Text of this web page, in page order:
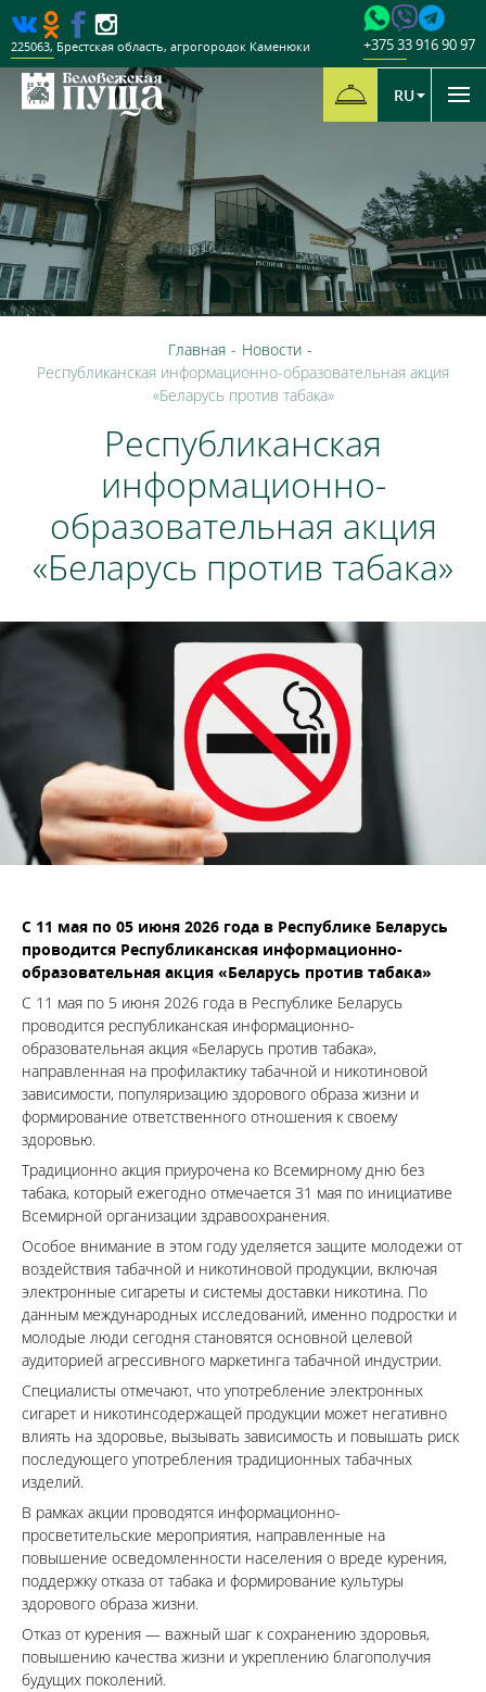
+375 33 916 90 97
225063, Брестская область, агрогородок Каменюки
RU
Главная - Новости -
Республиканская информационно-образовательная акция
«Беларусь против табака»
Республиканская
информационно-
образовательная акция
«Беларусь против табака»
С 11 мая по 05 июня 2026 года в Республике Беларусь
проводится Республиканская информационно-
образовательная акция «Беларусь против табака»
С 11 мая по 5 июня 2026 года в Республике Беларусь
проводится республиканская информационно-
образовательная акция «Беларусь против табака»,
направленная на профилактику табачной и никотиновой
зависимости, популяризацию здорового образа жизни и
формирование ответственного отношения к своему
здоровью.
Традиционно акция приурочена ко Всемирному дню без
табака, который ежегодно отмечается 31 мая по инициативе
Всемирной организации здравоохранения.
Особое внимание в этом году уделяется защите молодежи от
воздействия табачной и никотиновой продукции, включая
электронные сигареты и системы доставки никотина. По
данным международных исследований, именно подростки и
молодые люди сегодня становятся основной целевой
аудиторией агрессивного маркетинга табачной индустрии.
Специалисты отмечают, что употребление электронных
сигарет и никотинсодержащей продукции может негативно
влиять на здоровье, вызывать зависимость и повышать риск
последующего употребления традиционных табачных
изделий.
В рамках акции проводятся информационно-
просветительские мероприятия, направленные на
повышение осведомленности населения о вреде курения,
поддержку отказа от табака и формирование культуры
здорового образа жизни.
Отказ от курения — важный шаг к сохранению здоровья,
повышению качества жизни и укреплению благополучия
будущих поколений.